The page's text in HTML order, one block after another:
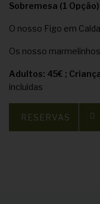
Sobremesa (1 Opção)
O nosso Figo em
Os nosso
Adultos: 45€ ;
incluidas
RESERVAS